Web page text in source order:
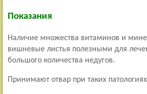
Показания
Наличие множества витаминов и
вишневые листья полезными для
большого количества недугов.
Принимают отвар при таких